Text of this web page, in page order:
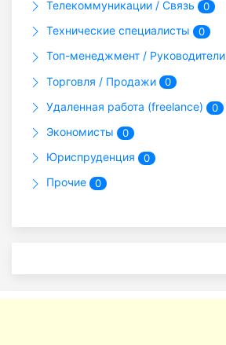
Телекоммуникации / Связь 0
Технические специалисты 0
Топ-менеджмент / Руководители
Торговля / Продажи 0
Удаленная работа (freelance) 0
Экономисты 0
Юриспруденция 0
Прочие 0